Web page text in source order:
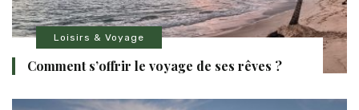
Loisirs & Voyage
Comment s’offrir le voyage de ses rêves ?